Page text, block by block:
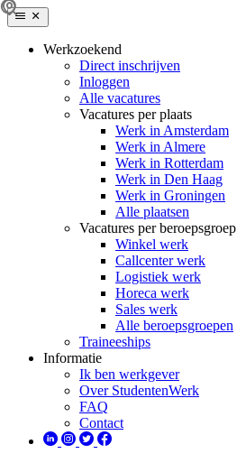
Werkzoekend
Direct inschrijven
Inloggen
Alle vacatures
Vacatures per plaats
Werk in Amsterdam
Werk in Almere
Werk in Rotterdam
Werk in Den Haag
Werk in Groningen
Alle plaatsen
Vacatures per beroepsgroep
Winkel werk
Callcenter werk
Logistiek werk
Horeca werk
Sales werk
Alle beroepsgroepen
Traineeships
Informatie
Ik ben werkgever
Over StudentenWerk
FAQ
Contact